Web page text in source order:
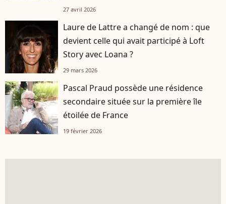
27 avril 2026
Laure de Lattre a changé de nom : que
devient celle qui avait participé à Loft
Story avec Loana ?
29 mars 2026
Pascal Praud possède une résidence
secondaire située sur la première île
étoilée de France
19 février 2026